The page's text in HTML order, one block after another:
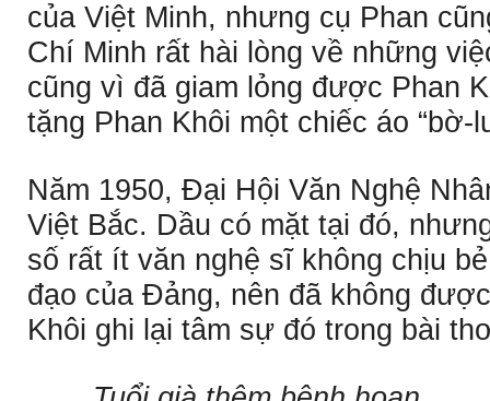
của Việt Minh, nhưng cụ Phan
Chí Minh rất hài lòng về những
cũng vì đã giam lỏng được Phan
tặng Phan Khôi một chiếc áo “bờ-
Năm 1950, Ðại Hội Văn Nghệ
Việt Bắc. Dầu có mặt tại đó,
số rất ít văn nghệ sĩ không chịu
đạo của Ðảng, nên đã không
Khôi ghi lại tâm sự đó trong bài